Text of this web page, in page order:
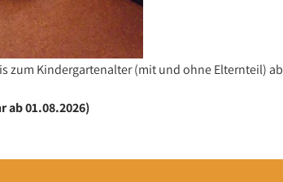
zum Kindergartenalter (mit und ohne Elternteil) ab
ab 01.08.2026)